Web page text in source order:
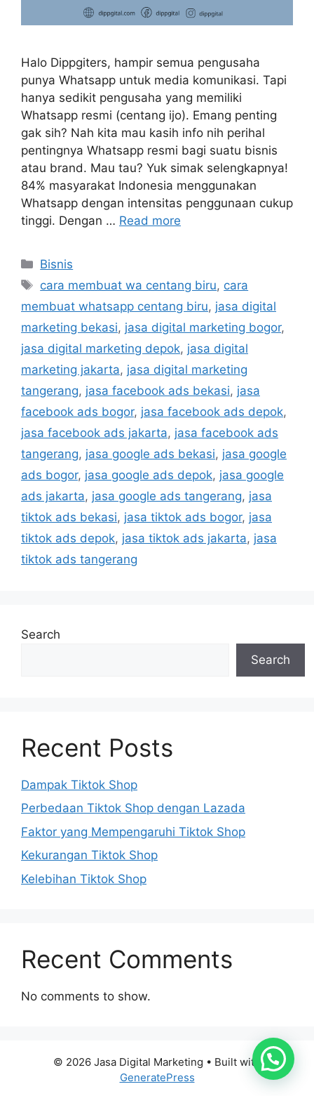
Halo Dippgiters, hampir semua pengusaha
punya Whatsapp untuk media komunikasi. Tapi
hanya sedikit pengusaha yang memiliki
Whatsapp resmi (centang ijo). Emang penting
gak sih? Nah kita mau kasih info nih perihal
pentingnya Whatsapp resmi bagi suatu bisnis
atau brand. Mau tau? Yuk simak selengkapnya!
84% masyarakat Indonesia menggunakan
Whatsapp dengan intensitas penggunaan cukup
tinggi. Dengan … Read more
Bisnis
cara membuat wa centang biru, cara
membuat whatsapp centang biru, jasa digital
marketing bekasi, jasa digital marketing bogor,
jasa digital marketing depok, jasa digital
marketing jakarta, jasa digital marketing
tangerang, jasa facebook ads bekasi, jasa
facebook ads bogor, jasa facebook ads depok,
jasa facebook ads jakarta, jasa facebook ads
tangerang, jasa google ads bekasi, jasa google
ads bogor, jasa google ads depok, jasa google
ads jakarta, jasa google ads tangerang, jasa
tiktok ads bekasi, jasa tiktok ads bogor, jasa
tiktok ads depok, jasa tiktok ads jakarta, jasa
tiktok ads tangerang
Search
Search
Recent Posts
Dampak Tiktok Shop
Perbedaan Tiktok Shop dengan Lazada
Faktor yang Mempengaruhi Tiktok Shop
Kekurangan Tiktok Shop
Kelebihan Tiktok Shop
Recent Comments
No comments to show.
© 2026 Jasa Digital Marketing • Built with
GeneratePress